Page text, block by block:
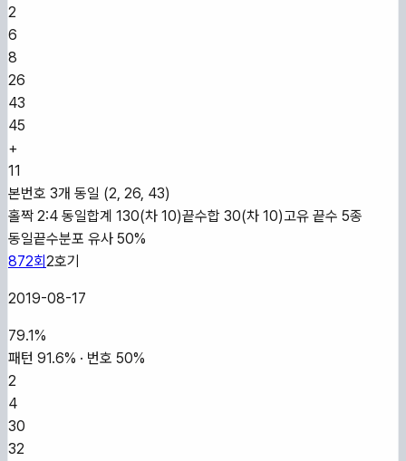
2
6
8
26
43
45
+
11
본번호 3개 동일 (2, 26, 43)
홀짝 2:4 동일합계 130(차 10)끝수합 30(차 10)고유 끝수 5종
동일끝수분포 유사 50%
872회2호기
2019-08-17
79.1%
패턴 91.6% · 번호 50%
2
4
30
32